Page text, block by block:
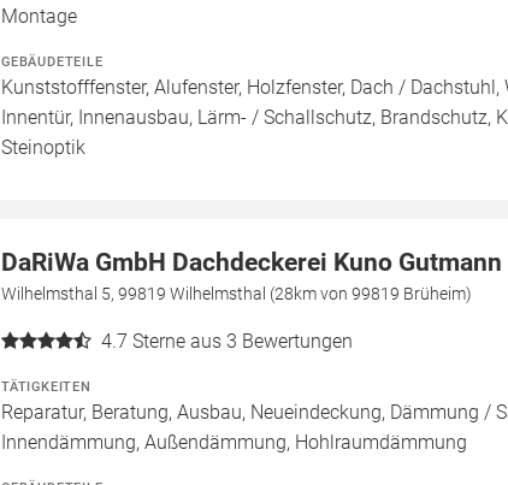
Montage
GEBÄUDETEILE
Kunststofffenster, Alufenster, Holzfenster, Dach /
Innentür, Innenausbau, Lärm- / Schallschutz,
Steinoptik
DaRiWa GmbH Dachdeckerei Kuno Gutmann
Wilhelmsthal 5, 99819 Wilhelmsthal (28km von 99819 Brüheim)
4.7 Sterne aus 3 Bewertungen
TÄTIGKEITEN
Reparatur, Beratung, Ausbau, Neueindeckung, Dämmung
Innendämmung, Außendämmung, Hohlraumdämmung